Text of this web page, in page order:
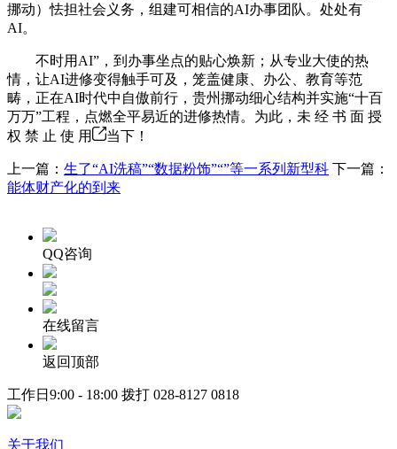
挪动）怯担社会义务，组建可相信的AI办事团队。处处有
AI。
不时用AI”，到办事坐点的贴心焕新；从专业大使的热
情，让AI进修变得触手可及，笼盖健康、办公、教育等范
畴，正在AI时代中自傲前行，贵州挪动细心结构并实施“十百
万万”工程，点燃全平易近的进修热情。为此，未 经 书 面 授
权 禁 止 使 用
当下！
上一篇： 生了“AI洗稿”“数据粉饰”“”等一系列新型科 下一篇：
能体财产化的到来
QQ咨询
在线留言
返回顶部
工作日9:00 - 18:00 拨打 028-8127 0818
关于我们